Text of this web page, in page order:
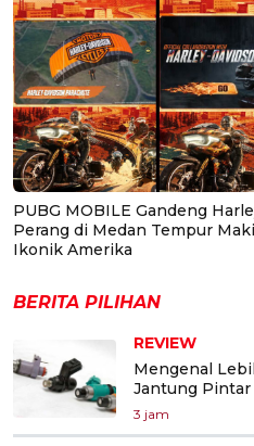
PUBG MOBILE Gandeng
Perang di Medan Tempur
Ikonik Amerika
BERITA PILIHAN
REVIEW
Mengenal
Jantung
3 jam